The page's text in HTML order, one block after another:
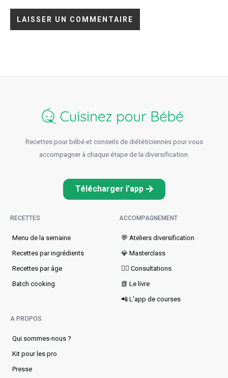
Recettes pour bébé et conseils de diététiciennes pour vous
accompagner à chaque étape de la diversification.
Télécharger l'app
RECETTES
Menu de la semaine​
Recettes par ingrédients
Recettes par âge
Batch cooking
ACCOMPAGNEMENT
💬 Ateliers diversification
💎 Masterclass
👩‍⚕️ Consultations
📗 Le livre
📲 L'app de courses
A PROPOS
Qui sommes-nous ?
Kit pour les pro
Presse